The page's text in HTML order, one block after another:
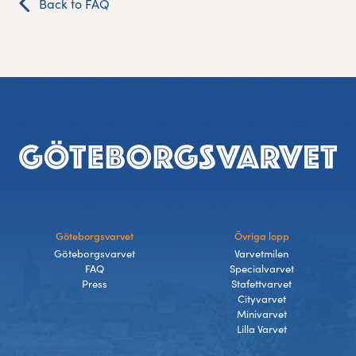
Back to FAQ
Footer
Göteborgsvarvet
Göteborgsvarvet
FAQ
Press
Övriga lopp
Varvetmilen
Specialvarvet
Stafettvarvet
Cityvarvet
Minivarvet
Lilla Varvet